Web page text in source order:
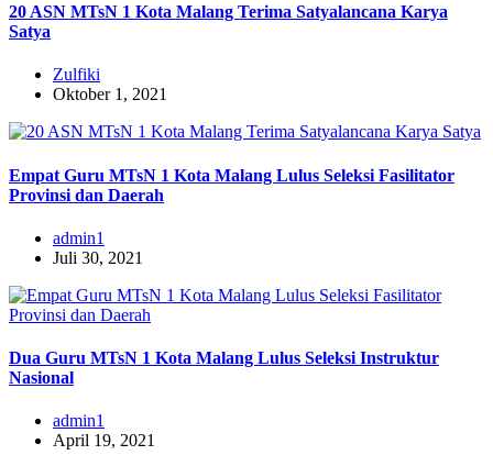
20 ASN MTsN 1 Kota Malang Terima Satyalancana Karya
Satya
Zulfiki
Oktober 1, 2021
Empat Guru MTsN 1 Kota Malang Lulus Seleksi Fasilitator
Provinsi dan Daerah
admin1
Juli 30, 2021
Dua Guru MTsN 1 Kota Malang Lulus Seleksi Instruktur
Nasional
admin1
April 19, 2021